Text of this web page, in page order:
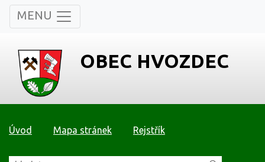
MENU
OBEC HVOZDEC
Úvod Mapa stránek Rejstřík